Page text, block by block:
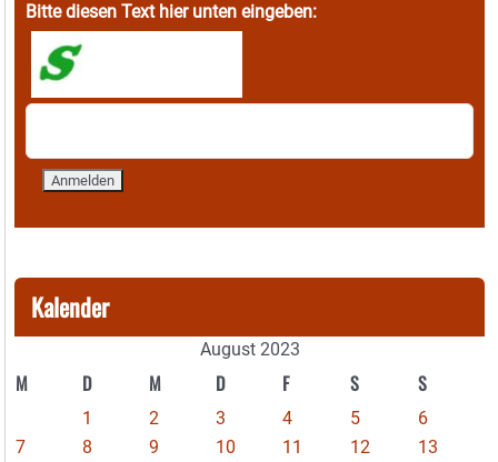
Bitte diesen Text hier unten eingeben:
Kalender
August 2023
M D M D F S S
1 2 3 4 5
6
7
8 9 10 11 12
13